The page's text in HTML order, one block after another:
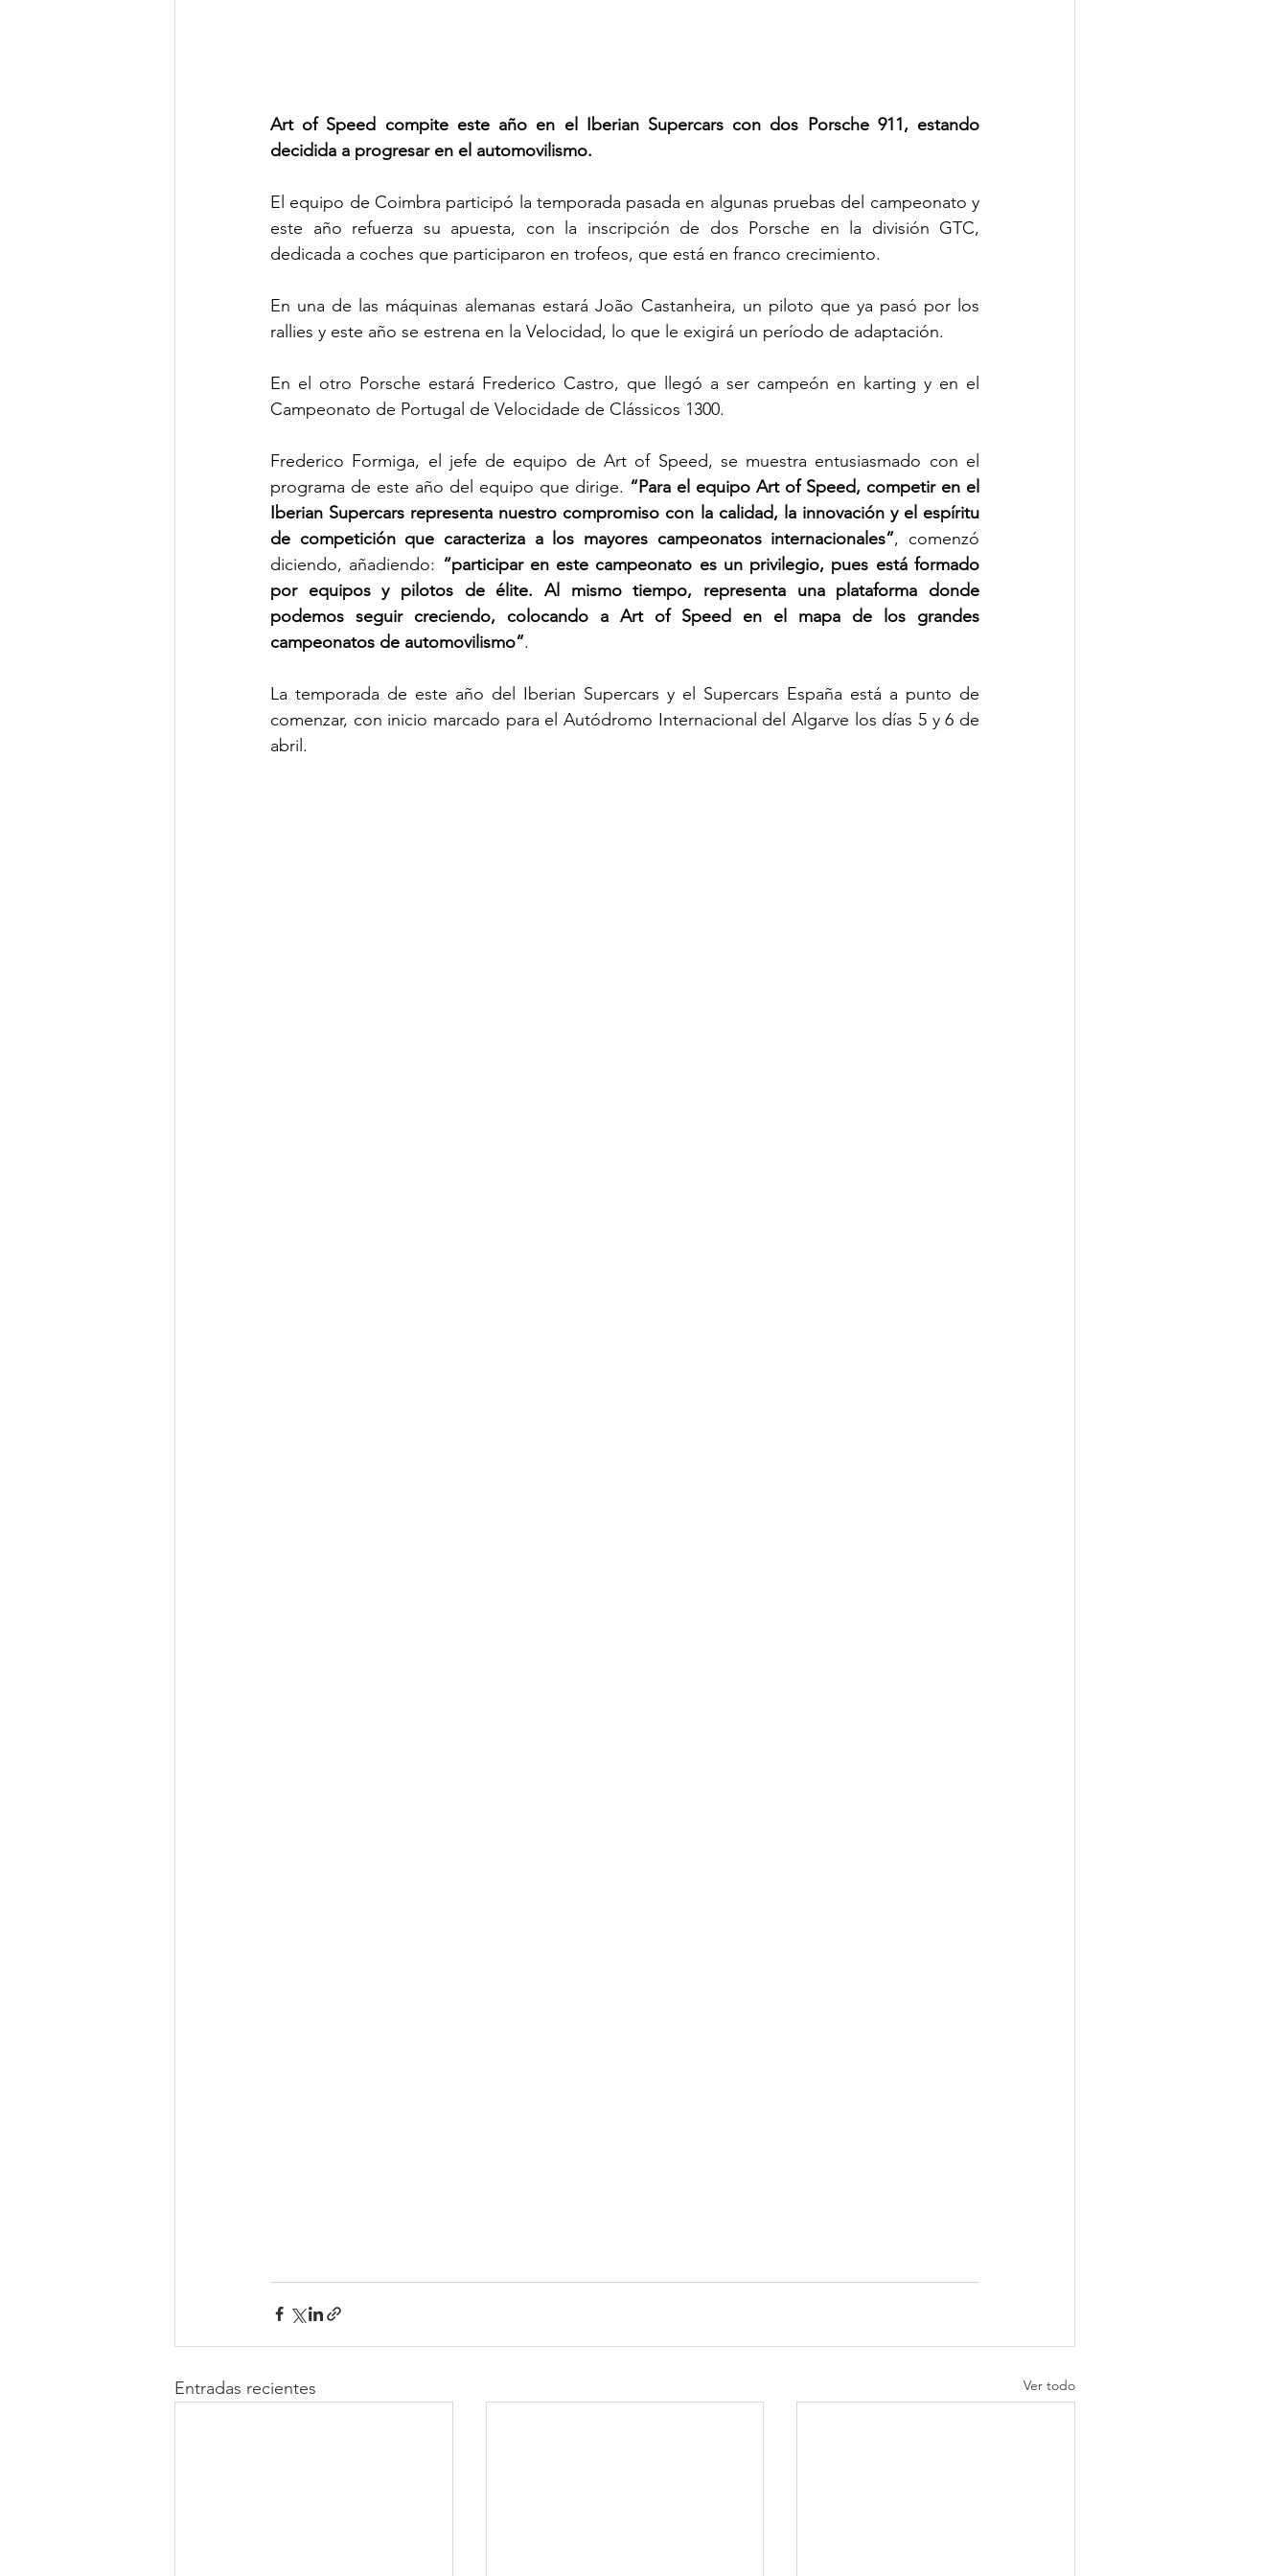
Art of Speed compite este año en el Iberian Supercars con dos Porsche 911, estando
decidida a progresar en el automovilismo.
El equipo de Coimbra participó la temporada pasada en algunas pruebas del campeonato y
este año refuerza su apuesta, con la inscripción de dos Porsche en la división GTC,
dedicada a coches que participaron en trofeos, que está en franco crecimiento.
En una de las máquinas alemanas estará João Castanheira, un piloto que ya pasó por los
rallies y este año se estrena en la Velocidad, lo que le exigirá un período de adaptación.
En el otro Porsche estará Frederico Castro, que llegó a ser campeón en karting y en el
Campeonato de Portugal de Velocidade de Clássicos 1300.
Frederico Formiga, el jefe de equipo de Art of Speed, se muestra entusiasmado con el
programa de este año del equipo que dirige. “Para el equipo Art of Speed, competir en el
Iberian Supercars representa nuestro compromiso con la calidad, la innovación y el espíritu
de competición que caracteriza a los mayores campeonatos internacionales”, comenzó
diciendo, añadiendo: “participar en este campeonato es un privilegio, pues está formado
por equipos y pilotos de élite. Al mismo tiempo, representa una plataforma donde
podemos seguir creciendo, colocando a Art of Speed en el mapa de los grandes
campeonatos de automovilismo”.
La temporada de este año del Iberian Supercars y el Supercars España está a punto de
comenzar, con inicio marcado para el Autódromo Internacional del Algarve los días 5 y 6 de
abril.
Entradas recientes Ver todo